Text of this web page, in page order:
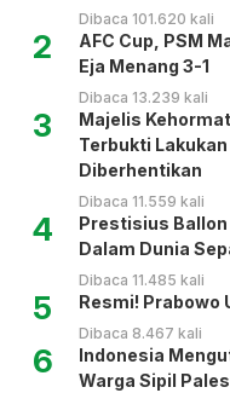
Dibaca 101.620 kali
2
AFC Cup, PSM
Eja Menang 3-1
Dibaca 13.239 kali
3
Majelis
Terbukti
Diberhentikan
Dibaca 11.559 kali
4
Prestisius Ballon
Dalam Dunia
Dibaca 11.485 kali
5 Resmi! Prabowo
Dibaca 8.467 kali
6
Indonesia
Warga Sipil